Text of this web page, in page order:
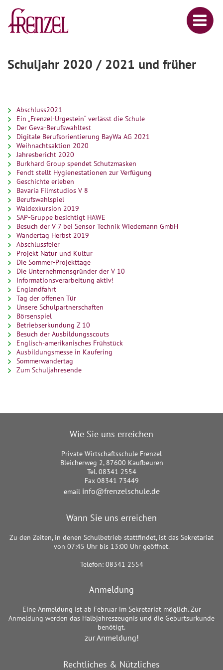
Schuljahr 2020 / 2021 und früher
Abschluss2021
Ein „Frenzel-Urgestein“ verlässt die Schule
Der Geva-Berufswahltest
Digitale Berufsorientierung BayWa AG 2021
Weihnachtsaktion 2020
Jahresbericht 2020
Burkhard Group spendet Schutzmasken
Fendt stellt Hygienestationen zur Verfügung
Geschichte erleben
Bavaria Filmstudios V 8
Berufswahlspiel
Waldexkursion 2019
SAP-Gruppe besichtigt HAWE
Besuch der V 7 bei Sensor Technik Wiedemann GmbH
Wandertag Herbst 2019
Abschlussfeier
Projekt Natur und Kultur
Die Sommer-Projekttage
Die Unternehmensgründer der V 10
Informationsverarbeitung aktiv!
Englandfahrt
Tag der offenen Tür
Unsere Schulpartnerschaften
Börsenspiel
Betriebserkundung Z 10
Besuch der Ausbildungsscouts
Englisch-amerikanisches Frühstück
Ausbildungsmesse in Kaufering
Sommerwandertag
Zum Schuljahresende
Wie Sie uns erreichen
Private Wirtschaftsschule Frenzel
Bleicherweg 2, 87600 Kaufbeuren
Tel. 08341 2554
Fax 08341 73449
email info@frenzelschule.de
Wann Sie uns erreichen
Zu den Zeiten, in denen Schulbetrieb stattfindet, ist das Sekretariat
von 07:45 Uhr bis 13:00 Uhr geöffnet.
Telefon: 08341 2554
Anmeldung
Eine Anmeldung ist ab Februar im Sekretariat möglich. Zur
Anmeldung werden das Halbjahreszeugnis und die Geburtsurkunde
benötigt.
zur Anmeldung!
Rechtliches & Nützliches